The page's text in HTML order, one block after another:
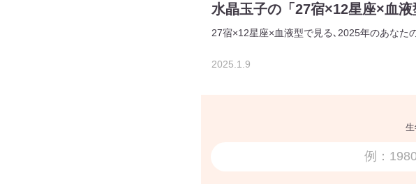
水晶玉子の「27宿×12星座×血
27宿×12星座×血液型で見る､2025年のあな
2025.1.9
生